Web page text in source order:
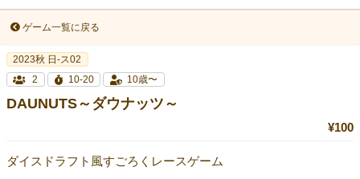
ゲーム一覧に戻る
2023秋 日-ス02
2
10-20 10歳〜
DAUNUTS～ダウナッツ～
¥100
ダイスドラフト風すごろくレースゲーム